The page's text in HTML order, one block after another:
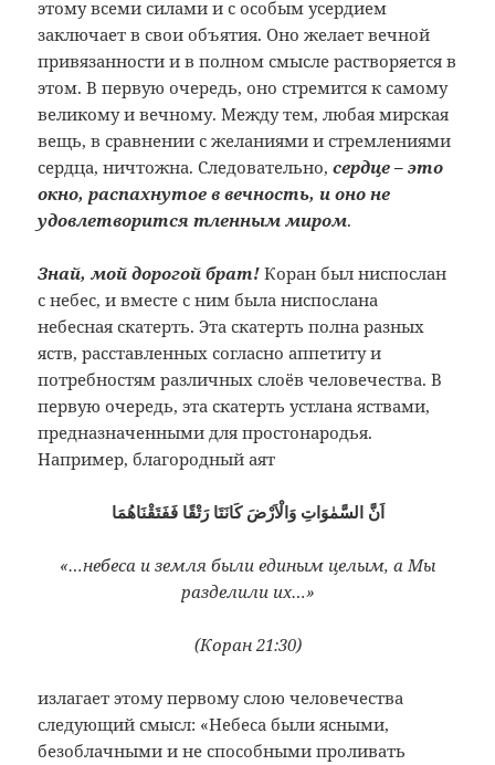
этому всеми силами и с особым усердием
заключает в свои объятия. Оно желает вечной
привязанности и в полном смысле растворяется в
этом. В первую очередь, оно стремится к самому
великому и вечному. Между тем, любая мирская
вещь, в сравнении с желаниями и стремлениями
сердца, ничтожна. Следовательно,сердце – это
окно, распахнутое в вечность, и оно не
удовлетворится тленным миром.
Знай, мой дорогой брат! Коран был ниспослан
с небес, и вместе с ним была ниспослана
небесная скатерть. Эта скатерть полна разных
яств, расставленных согласно аппетиту и
потребностям различных слоёв человечества. В
первую очередь, эта скатерть устлана яствами,
предназначенными для простонародья.
Например, благородный аят
اَنَّ السَّمٰوَاتِ وَالْاَرْضَ كَانَتَا رَتْقًا فَفَتَقْنَاهُمَا
«…небеса и земля были единым целым, а Мы
разделили их…»
(Коран 21:30)
излагает этому первому слою человечества
следующий смысл: «Небеса были ясными,
безоблачными и не способными проливать